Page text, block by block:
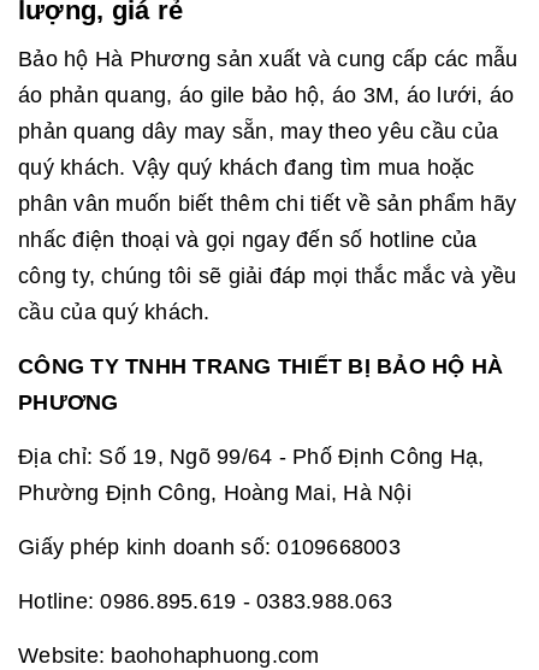
lượng, giá rẻ
Bảo hộ Hà Phương sản xuất và cung cấp các mẫu
áo phản quang, áo gile bảo hộ, áo 3M, áo lưới, áo
phản quang dây may sẵn, may theo yêu cầu của
quý khách. Vậy quý khách đang tìm mua hoặc
phân vân muốn biết thêm chi tiết về sản phẩm hãy
nhấc điện thoại và gọi ngay đến số hotline của
công ty, chúng tôi sẽ giải đáp mọi thắc mắc và yều
cầu của quý khách.
CÔNG TY TNHH TRANG THIẾT BỊ BẢO HỘ HÀ
PHƯƠNG
Địa chỉ: Số 19, Ngõ 99/64 - Phố Định Công Hạ,
Phường Định Công, Hoàng Mai, Hà Nội
Giấy phép kinh doanh số: 0109668003
Hotline: 0986.895.619 - 0383.988.063
Website: baohohaphuong.com